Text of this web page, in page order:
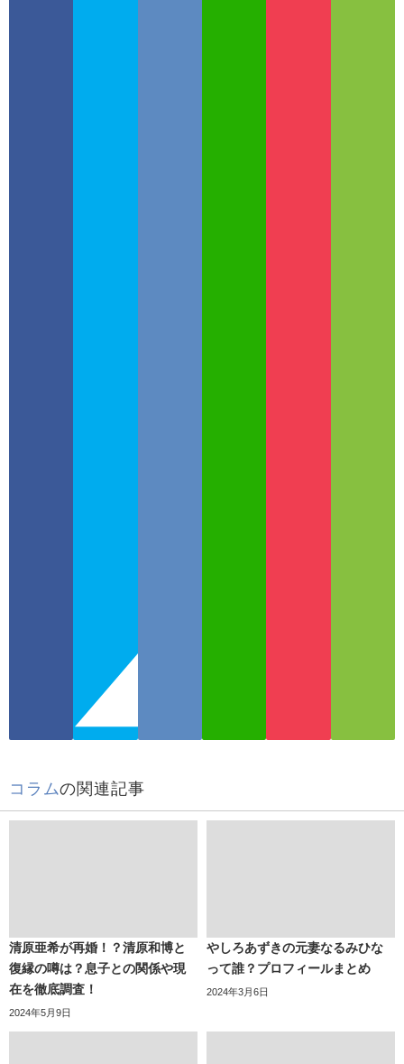
コラムの関連記事
清原亜希が再婚！？清原和博と
復縁の噂は？息子との関係や現
在を徹底調査！
2024年5月9日
やしろあずきの元妻なるみひな
って誰？プロフィールまとめ
2024年3月6日